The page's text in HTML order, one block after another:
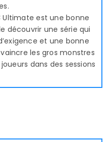
Ultimate est une bonne
découvrir une série qui
et une bonne
les gros monstres
dans des sessions